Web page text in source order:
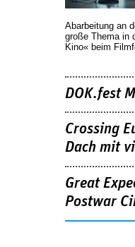
Abarbeitung an
große Thema in
Kino« beim
DOK.fest
Crossing
Dach mit
Great
Postwar